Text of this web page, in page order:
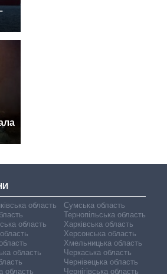
область
область
область
область
Сумська область
Тернопільська область
Харківська область
Херсонська область
Хмельницька область
Черкаська область
Чернівецька область
Чернігівська область